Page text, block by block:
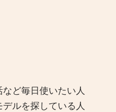
ど毎日使いたい人
ルを探している人